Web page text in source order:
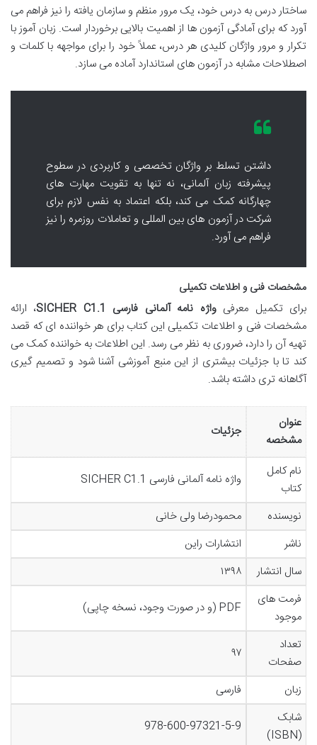
ساختار درس به درس خود، یک مرور منظم و سازمان یافته را نیز فراهم می
آورد که برای آمادگی آزمون ها از اهمیت بالایی برخوردار است. زبان آموز با
تکرار و مرور واژگان کلیدی هر درس، عملاً خود را برای مواجهه با کلمات و
اصطلاحات مشابه در آزمون های استاندارد آماده می سازد.
داشتن تسلط بر واژگان تخصصی و کاربردی در سطوح
پیشرفته زبان آلمانی، نه تنها به تقویت مهارت های
چهارگانه کمک می کند، بلکه اعتماد به نفس لازم برای
شرکت در آزمون های بین المللی و تعاملات روزمره را نیز
فراهم می آورد.
مشخصات فنی و اطلاعات تکمیلی
برای تکمیل معرفیواژه نامه آلمانی فارسی SICHER C1.1
، ارائه
مشخصات فنی و اطلاعات تکمیلی این کتاب برای هر خواننده ای که قصد
تهیه آن را دارد، ضروری به نظر می رسد. این اطلاعات به خواننده کمک می
کند تا با جزئیات بیشتری از این منبع آموزشی آشنا شود و تصمیم گیری
آگاهانه تری داشته باشد.
عنوان
مشخصه
جزئیات
نام کامل
کتاب
واژه نامه آلمانی فارسی SICHER C1.1
نویسنده
محمودرضا ولی خانی
ناشر
انتشارات راین
سال انتشار
۱۳۹۸
فرمت های
موجود
PDF (و در صورت وجود، نسخه چاپی)
تعداد
صفحات
۹۷
زبان
فارسی
شابک
(ISBN)
978-600-97321-5-9